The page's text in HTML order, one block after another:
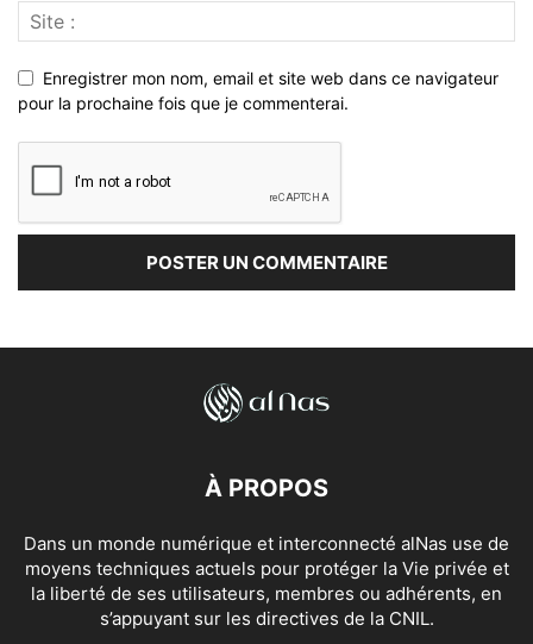
Enregistrer mon nom, email et site web dans ce navigateur
pour la prochaine fois que je commenterai.
À PROPOS
Dans un monde numérique et interconnecté alNas use de
moyens techniques actuels pour protéger la Vie privée et
la liberté de ses utilisateurs, membres ou adhérents, en
s’appuyant sur les directives de la CNIL.